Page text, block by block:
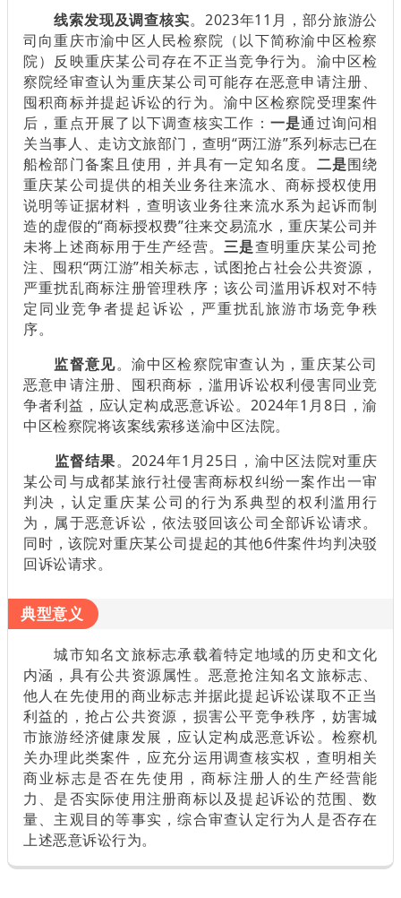
线索发现及调查核实。2023年11月，部分旅游公
司向重庆市渝中区人民检察院（以下简称渝中区检察
院）反映重庆某公司存在不正当竞争行为。渝中区检
察院经审查认为重庆某公司可能存在恶意申请注册、
囤积商标并提起诉讼的行为。渝中区检察院受理案件
后，重点开展了以下调查核实工作： 一是通过询问相
关当事人、走访文旅部门，查明“两江游”系列标志已在
船检部门备案且使用，并具有一定知名度。 二是围绕
重庆某公司提供的相关业务往来流水、商标授权使用
说明等证据材料，查明该业务往来流水系为起诉而制
造的虚假的“商标授权费”往来交易流水，重庆某公司并
未将上述商标用于生产经营。三是查明重庆某公司抢
注、囤积“两江游”相关标志，试图抢占社会公共资源，
严重扰乱商标注册管理秩序；该公司滥用诉权对不特
定同业竞争者提起诉讼，严重扰乱旅游市场竞争秩
序。
监督意见。渝中区检察院审查认为，重庆某公司
恶意申请注册、囤积商标，滥用诉讼权利侵害同业竞
争者利益，应认定构成恶意诉讼。2024年1月8日，渝
中区检察院将该案线索移送渝中区法院。
监督结果。2024年1月25日，渝中区法院对重庆
某公司与成都某旅行社侵害商标权纠纷一案作出一审
判决，认定重庆某公司的行为系典型的权利滥用行
为，属于恶意诉讼，依法驳回该公司全部诉讼请求。
同时，该院对重庆某公司提起的其他6件案件均判决驳
回诉讼请求。
典型意义
城市知名文旅标志承载着特定地域的历史和文化
内涵，具有公共资源属性。恶意抢注知名文旅标志、
他人在先使用的商业标志并据此提起诉讼谋取不正当
利益的，抢占公共资源，损害公平竞争秩序，妨害城
市旅游经济健康发展，应认定构成恶意诉讼。检察机
关办理此类案件，应充分运用调查核实权，查明相关
商业标志是否在先使用，商标注册人的生产经营能
力、是否实际使用注册商标以及提起诉讼的范围、数
量、主观目的等事实，综合审查认定行为人是否存在
上述恶意诉讼行为。